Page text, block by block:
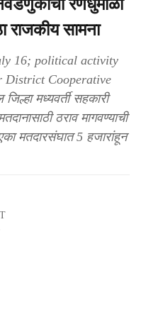
रणधुमाळी
सामना
16; political activity
District Cooperative
मध्यवर्ती सहकारी
ठराव मागवण्याची
मतदारसंघात 5 हजारांहून